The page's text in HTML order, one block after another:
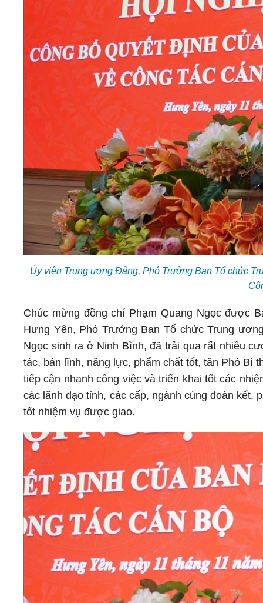
Ủy viên Trung ương Đảng, Phó Trưởng Ban Tổ chức
Chúc mừng đồng chí Phạm Quang Ngọc được
Hưng Yên, Phó Trưởng Ban Tổ chức Trung
Ngọc sinh ra ở Ninh Bình, đã trải qua rất nhiều
tác, bản lĩnh, năng lực, phẩm chất tốt, tân Phó Bí
tiếp cận nhanh công việc và triển khai tốt các
các lãnh đạo tỉnh, các cấp, ngành cùng đoàn kết,
tốt nhiệm vụ được giao.